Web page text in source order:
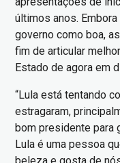
últimos anos.
governo como boa,
fim de articular
Estado de agora em
“Lula está tentando
estragaram,
bom presidente para
Lula é uma pessoa
beleza e gosta de